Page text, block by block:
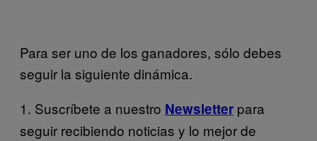
Para ser uno de los ganadores, sólo debes
seguir la siguiente dinámica.
1. Suscríbete a nuestro Newsletter para
seguir recibiendo noticias y lo mejor de